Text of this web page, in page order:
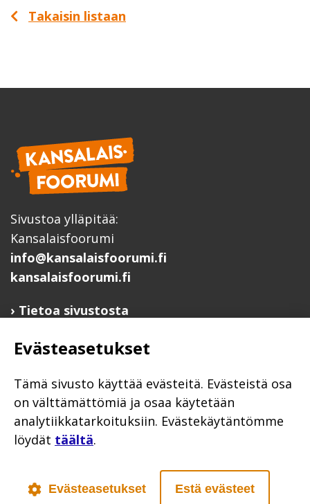
Takaisin listaan
Sivustoa ylläpitää:
Kansalaisfoorumi
info@kansalaisfoorumi.fi
kansalaisfoorumi.fi
Tietoa sivustosta
Ilmoita järjestösi järjestöhakemistoon
Järjestötietäjä-testi
Anna palautetta
Saavutettavuusseloste
Evästekäytännöt
Evästeasetukset
Tämä sivusto käyttää evästeitä. Evästeistä osa
on välttämättömiä ja osaa käytetään
analytiikkatarkoituksiin. Evästekäytäntömme
löydät täältä.
Evästeasetukset Estä evästeet